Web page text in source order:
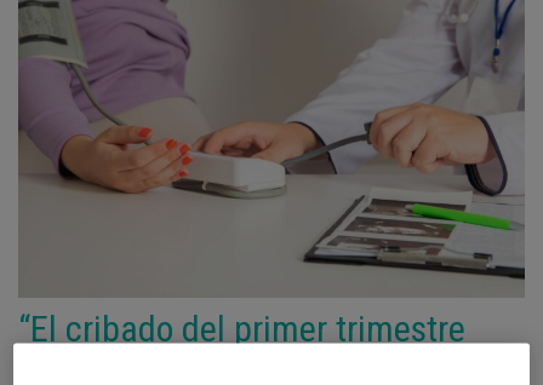
“El cribado del primer trimestre